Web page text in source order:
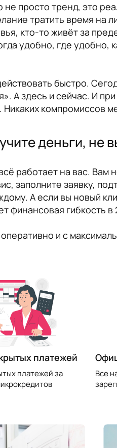
просто тренд, это
тратить время
кто-то живёт за
удобно, где удобно,
быстро.
А здесь и сейчас. И
компромиссов
деньги, не
работает на вас. Вам
заполните заявку,
А если вы новый
финансовая гибкость в
и с
платежей
платежей за
Все